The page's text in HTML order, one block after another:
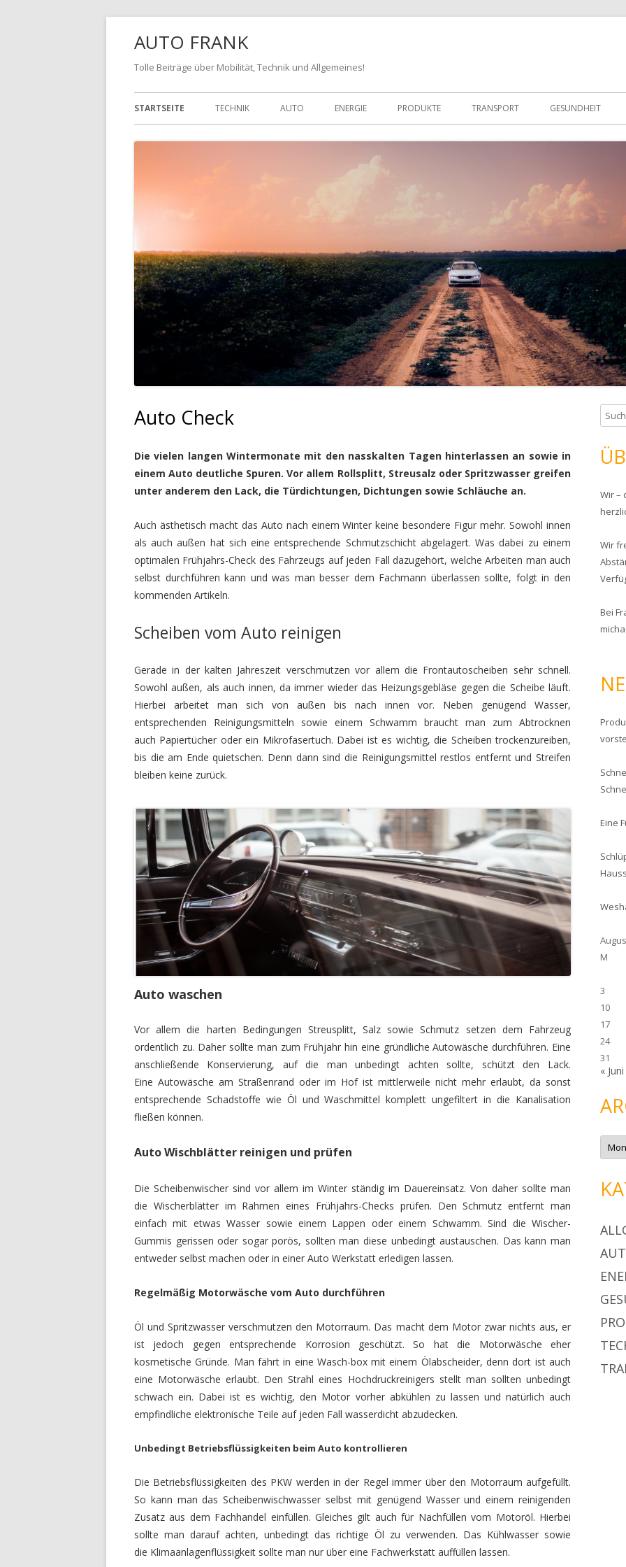
AUTO FRANK
Tolle Beiträge über Mobilität, Technik und Allgemeines!
Zum
Inhalt
STARTSEITE TECHNIK AUTO ENERGIE PRODUKTE TRANSPORT GESUNDHEIT
Auto Check
Die vielen langen Wintermonate mit den nasskalten Tagen hinterlassen an sowie in
einem Auto deutliche Spuren. Vor allem Rollsplitt, Streusalz oder Spritzwasser greifen
unter anderem den Lack, die Türdichtungen, Dichtungen sowie Schläuche an.
Auch ästhetisch macht das Auto nach einem Winter keine besondere Figur mehr. Sowohl innen
als auch außen hat sich eine entsprechende Schmutzschicht abgelagert. Was dabei zu einem
optimalen Frühjahrs-Check des Fahrzeugs auf jeden Fall dazugehört, welche Arbeiten man auch
selbst durchführen kann und was man besser dem Fachmann überlassen sollte, folgt in den
kommenden Artikeln.
Scheiben vom Auto reinigen
Gerade in der kalten Jahreszeit verschmutzen vor allem die Frontautoscheiben sehr schnell.
Sowohl außen, als auch innen, da immer wieder das Heizungsgebläse gegen die Scheibe läuft.
Hierbei arbeitet man sich von außen bis nach innen vor. Neben genügend Wasser,
entsprechenden Reinigungsmitteln sowie einem Schwamm braucht man zum Abtrocknen
auch Papiertücher oder ein Mikrofasertuch. Dabei ist es wichtig, die Scheiben trockenzureiben,
bis die am Ende quietschen. Denn dann sind die Reinigungsmittel restlos entfernt und Streifen
bleiben keine zurück.
Auto waschen
Vor allem die harten Bedingungen Streusplitt, Salz sowie Schmutz setzen dem Fahrzeug
ordentlich zu. Daher sollte man zum Frühjahr hin eine gründliche Autowäsche durchführen. Eine
anschließende Konservierung, auf die man unbedingt achten sollte, schützt den Lack.
Eine Autowäsche am Straßenrand oder im Hof ist mittlerweile nicht mehr erlaubt, da sonst
entsprechende Schadstoffe wie Öl und Waschmittel komplett ungefiltert in die Kanalisation
fließen können.
Auto Wischblätter reinigen und prüfen
Die Scheibenwischer sind vor allem im Winter ständig im Dauereinsatz. Von daher sollte man
die Wischerblätter im Rahmen eines Frühjahrs-Checks prüfen. Den Schmutz entfernt man
einfach mit etwas Wasser sowie einem Lappen oder einem Schwamm. Sind die Wischer-
Gummis gerissen oder sogar porös, sollten man diese unbedingt austauschen. Das kann man
entweder selbst machen oder in einer Auto Werkstatt erledigen lassen.
Regelmäßig Motorwäsche vom Auto durchführen
Öl und Spritzwasser verschmutzen den Motorraum. Das macht dem Motor zwar nichts aus, er
ist jedoch gegen entsprechende Korrosion geschützt. So hat die Motorwäsche eher
kosmetische Gründe. Man fährt in eine Wasch-box mit einem Ölabscheider, denn dort ist auch
eine Motorwäsche erlaubt. Den Strahl eines Hochdruckreinigers stellt man sollten unbedingt
schwach ein. Dabei ist es wichtig, den Motor vorher abkühlen zu lassen und natürlich auch
empfindliche elektronische Teile auf jeden Fall wasserdicht abzudecken.
Unbedingt Betriebsflüssigkeiten beim Auto kontrollieren
Die Betriebsflüssigkeiten des PKW werden in der Regel immer über den Motorraum aufgefüllt.
So kann man das Scheibenwischwasser selbst mit genügend Wasser und einem reinigenden
Zusatz aus dem Fachhandel einfüllen. Gleiches gilt auch für Nachfüllen vom Motoröl. Hierbei
sollte man darauf achten, unbedingt das richtige Öl zu verwenden. Das Kühlwasser sowie
die Klimaanlagenflüssigkeit sollte man nur über eine Fachwerkstatt auffüllen lassen.
u
c
h
n
n
c
h
:
Wir –
Wir
Bei
Eine
M
3
10
17
24
31
« Juni
A
c
v